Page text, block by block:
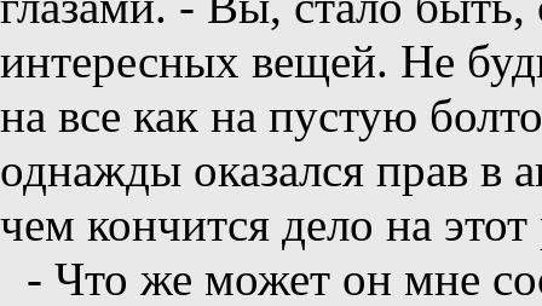
интересных вещей. Не
на все как на пустую
однажды оказался прав в
чем кончится дело на этот
- Что же может он мне